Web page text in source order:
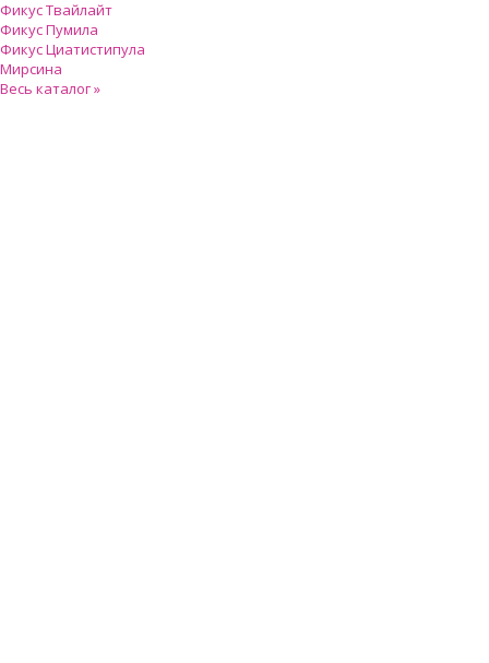
Фикус Твайлайт
Фикус Пумила
Фикус Циатистипула
Мирсина
Весь каталог »